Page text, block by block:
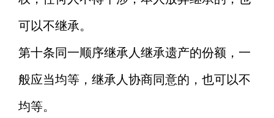
可以不继承。
第十条同一顺序继承人继承遗产的份额，一
般应当均等，继承人协商同意的，也可以不
均等。